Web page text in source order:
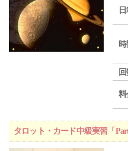
時
料
タロット・カード中級実習「